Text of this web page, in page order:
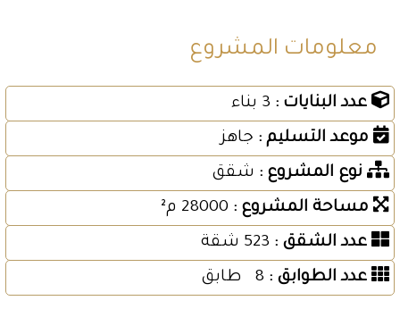
معلومات المشروع
عدد البنايات :
موعد التسليم : جاهز
نوع المشروع : شقق
مساحة المشروع : 28000 م²
عدد الشقق : 523 شقة
عدد الطوابق : 8 طابق